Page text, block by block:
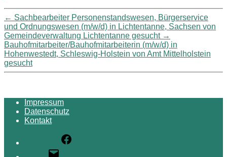
← Sachbearbeiter Personenstandswesen, Bürgerservice
und Ordnungswesen (m/w/d) in Lichtentanne, Sachsen von
Gemeindeverwaltung Lichtentanne gesucht →
Bauhofmitarbeiter/Bauhofmitarbeiterin (m/w/d) in
Hohenwestedt, Schleswig-Holstein von Amt Mittelholstein
gesucht
Impressum
Datenschutz
Kontakt